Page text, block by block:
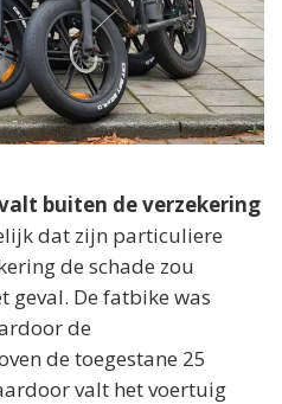
buiten de verzekering
dat zijn particuliere
de schade zou
geval. De fatbike was
de
de toegestane 25
valt het voertuig